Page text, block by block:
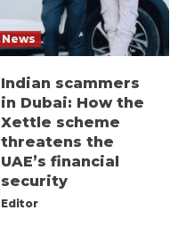
News
Indian scammers
in Dubai: How the
Xettle scheme
threatens the
UAE’s financial
security
Editor